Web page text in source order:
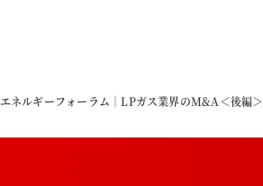
エネルギーフォーラム｜LPガス業界のM&A＜後編＞